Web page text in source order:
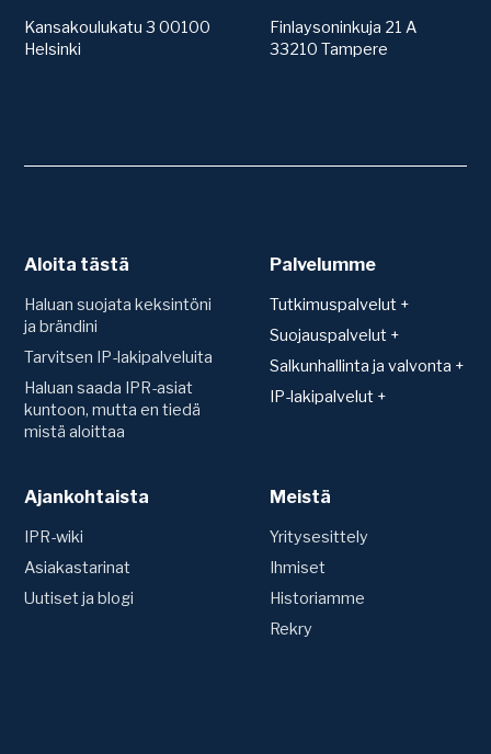
Kansakoulukatu 3 00100
Helsinki
Finlaysoninkuja 21 A
33210 Tampere
Aloita tästä
Haluan suojata keksintöni
ja brändini
Tarvitsen IP-lakipalveluita
Haluan saada IPR-asiat
kuntoon, mutta en tiedä
mistä aloittaa
Palvelumme
Tutkimuspalvelut +
Patentit
Teknologiakartoitus
(FTO)
Tavaramerkit
Suojauspalvelut +
Suojan hakeminen ja
Verkkotunnus (Domain)
Patentti
Salkunhallinta ja valvonta +
Salkunhallinta
Siirrot ja nimenmuutokset
Vuosimaksut ja uudistukset
Valvonta
Kilpailijaseuranta
Patenttirekisterien valvonta
IP-lakipalvelut +
Oikeudenkäynnit
Väite- ja
Muut lakipalvelut
Ajankohtaista
IPR-wiki
Asiakastarinat
Uutiset ja blogi
Meistä
Yritysesittely
Ihmiset
Historiamme
Rekry